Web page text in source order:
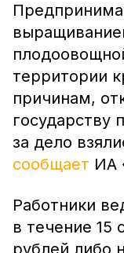
территории
причинам,
государству
за дело
сообщает ИА
Работники
в течение 15
рублей либо